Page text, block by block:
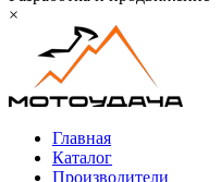
×
Главная
Каталог
Производители